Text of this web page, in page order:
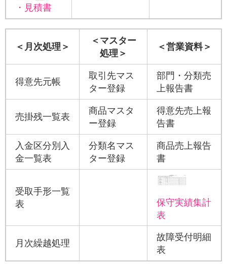
・見積書
＜月次処理＞
＜マスター
処理＞
＜営業資料＞
得意先元帳
取引先マス
ター登録
部門・分類売
上報告書
売掛残一覧表
商品マスタ
ー登録
得意先売上報
告書
入金区分別入
金一覧表
分類名マス
ター登録
商品売上報告
書
受取手形一覧
表
保守実績集計
表
月次繰越処理
故障受付明細
表